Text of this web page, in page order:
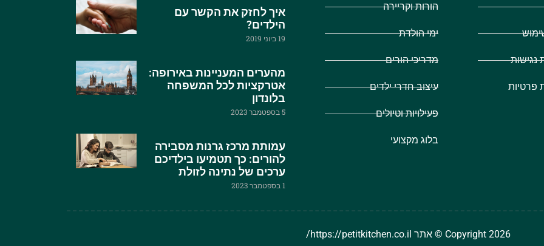
נגישות
פרטיות
הורות וקריירה
ימי הולדת
מדריכי הורים
עיצוב חדרי ילדים
פעילויות וטיולים
בלוג מקצועי
איך לחזק את הקשר עם
הילדים?
19 ביוני 2019
מהערים המעניינות באירופה:
אטרקציות לכל המשפחה
בלונדון
5 בספטמבר 2023
עמותת מרכז גרנות מסבירה
להורים: כך תטמיעו בילדיכם
ערכים של נתינה לזולת
1 בספטמבר 2023
Copyright 2026 © אתר https://petitkitchen.co.il/